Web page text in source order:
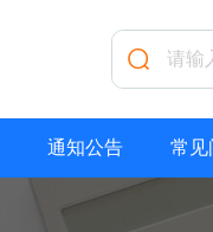
通知公告 常见